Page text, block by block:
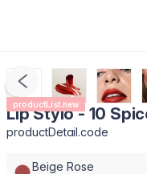
productList.new
Lip Stylo - 10
productDetail.code
Beige Rose